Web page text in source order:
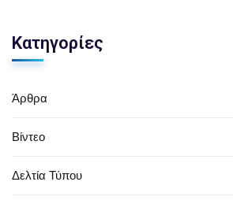
Κατηγορίες
Άρθρα
Βίντεο
Δελτία Τύπου